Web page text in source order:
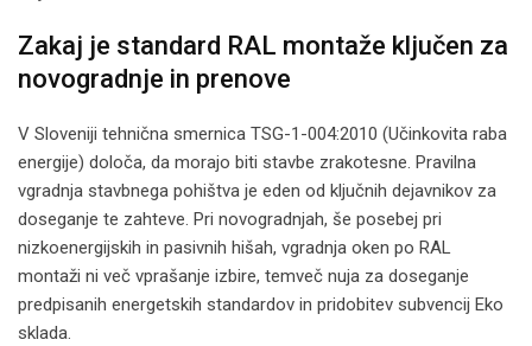
Zakaj je standard RAL montaže ključen za
novogradnje in prenove
V Sloveniji tehnična smernica TSG-1-004:2010 (Učinkovita raba
energije) določa, da morajo biti stavbe zrakotesne. Pravilna
vgradnja stavbnega pohištva je eden od ključnih dejavnikov za
doseganje te zahteve. Pri novogradnjah, še posebej pri
nizkoenergijskih in pasivnih hišah, vgradnja oken po RAL
montaži ni več vprašanje izbire, temveč nuja za doseganje
predpisanih energetskih standardov in pridobitev subvencij Eko
sklada.